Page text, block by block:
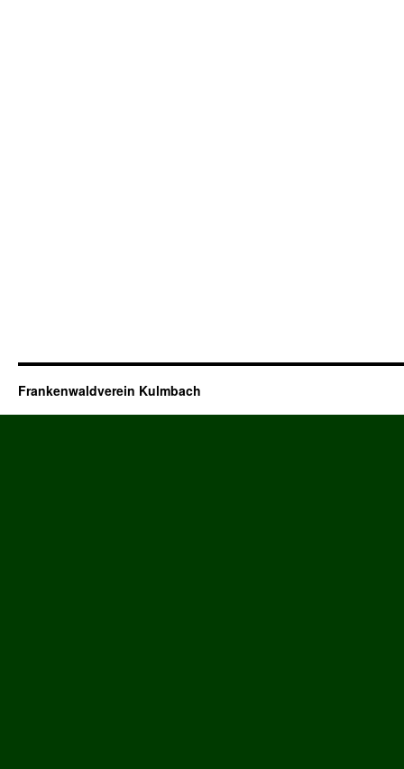
Frankenwaldverein Kulmbach